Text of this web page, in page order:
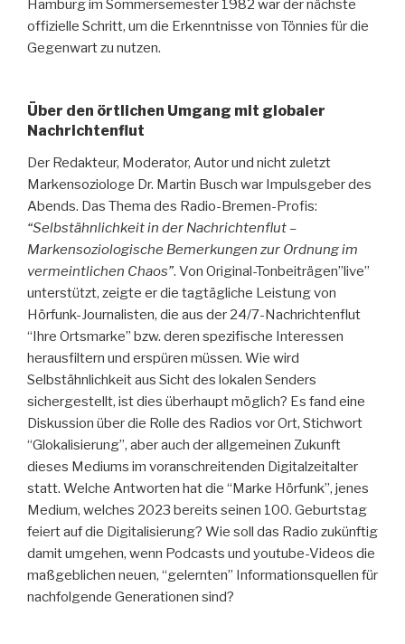
Hamburg im Sommersemester 1982 war der nächste
offizielle Schritt, um die Erkenntnisse von Tönnies für die
Gegenwart zu nutzen.
Über den örtlichen Umgang mit globaler
Nachrichtenflut
Der Redakteur, Moderator, Autor und nicht zuletzt
Markensoziologe Dr. Martin Busch war Impulsgeber des
Abends. Das Thema des Radio-Bremen-Profis:
“Selbstähnlichkeit in der Nachrichtenflut –
Markensoziologische Bemerkungen zur Ordnung im
vermeintlichen Chaos”. Von Original-Tonbeiträgen”live”
unterstützt, zeigte er die tagtägliche Leistung von
Hörfunk-Journalisten, die aus der 24/7-Nachrichtenflut
“Ihre Ortsmarke” bzw. deren spezifische Interessen
herausfiltern und erspüren müssen. Wie wird
Selbstähnlichkeit aus Sicht des lokalen Senders
sichergestellt, ist dies überhaupt möglich? Es fand eine
Diskussion über die Rolle des Radios vor Ort, Stichwort
“Glokalisierung”, aber auch der allgemeinen Zukunft
dieses Mediums im voranschreitenden Digitalzeitalter
statt. Welche Antworten hat die “Marke Hörfunk”, jenes
Medium, welches 2023 bereits seinen 100. Geburtstag
feiert auf die Digitalisierung? Wie soll das Radio zukünftig
damit umgehen, wenn Podcasts und youtube-Videos die
maßgeblichen neuen, “gelernten” Informationsquellen für
nachfolgende Generationen sind?